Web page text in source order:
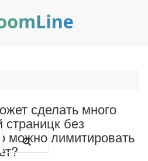
сделать много
без
можно лимитировать